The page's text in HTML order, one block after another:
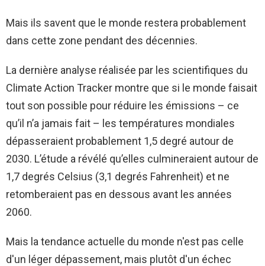
Mais ils savent que le monde restera probablement
dans cette zone pendant des décennies.
La dernière analyse réalisée par les scientifiques du
Climate Action Tracker montre que si le monde faisait
tout son possible pour réduire les émissions – ce
qu’il n’a jamais fait – les températures mondiales
dépasseraient probablement 1,5 degré autour de
2030. L’étude a révélé qu’elles culmineraient autour de
1,7 degrés Celsius (3,1 degrés Fahrenheit) et ne
retomberaient pas en dessous avant les années
2060.
Mais la tendance actuelle du monde n'est pas celle
d'un léger dépassement, mais plutôt d'un échec